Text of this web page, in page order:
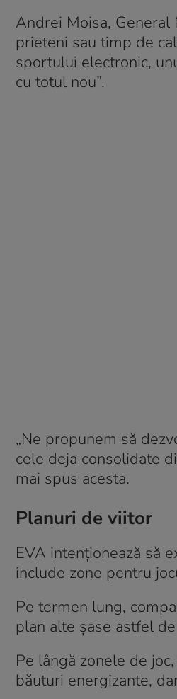
Andrei Moisa, General
prieteni sau timp de
sportului electronic,
cu totul nou”.
„Ne propunem să
cele deja consolidate
mai spus acesta.
Planuri de viitor
EVA intenționează să
include zone pentru
Pe termen lung,
plan alte șase astfel
Pe lângă zonele de
băuturi energizante,